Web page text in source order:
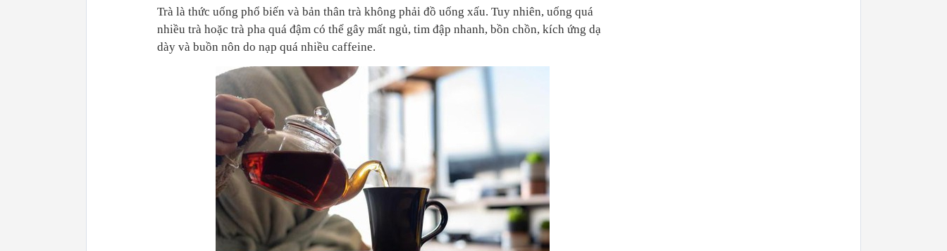
Trà là thức uống phổ biến và bản thân trà không phải đồ uống xấu. Tuy nhiên, uống quá
nhiều trà hoặc trà pha quá đậm có thể gây mất ngủ, tim đập nhanh, bồn chồn, kích ứng dạ
dày và buồn nôn do nạp quá nhiều caffeine.